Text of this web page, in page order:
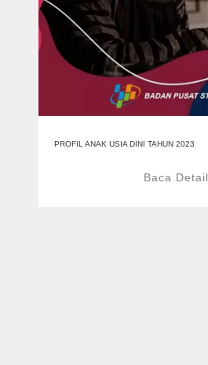
PROFIL ANAK USIA DINI TAHUN 2023
Baca Detail